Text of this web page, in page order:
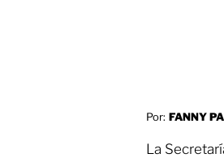
Por: FANNY
La